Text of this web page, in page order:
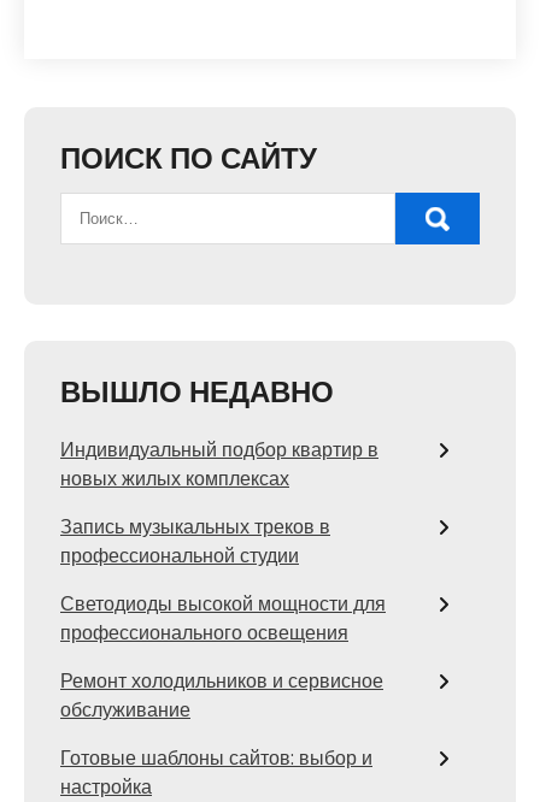
ПОИСК ПО САЙТУ
ВЫШЛО НЕДАВНО
Индивидуальный подбор квартир в
новых жилых комплексах
Запись музыкальных треков в
профессиональной студии
Светодиоды высокой мощности для
профессионального освещения
Ремонт холодильников и сервисное
обслуживание
Готовые шаблоны сайтов: выбор и
настройка